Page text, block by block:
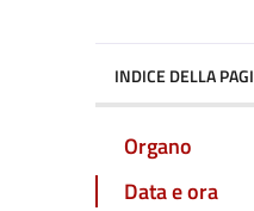
INDICE DELLA
Organo
Data e ora